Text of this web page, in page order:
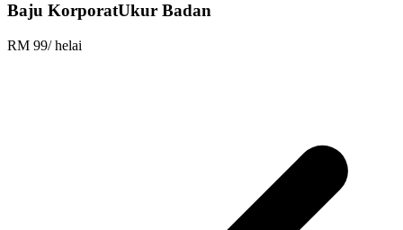
Baju KorporatUkur Badan
RM 99/ helai